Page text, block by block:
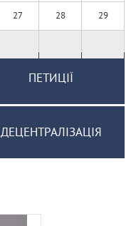
27 28 29
ПЕТИЦІЇ
ДЕЦЕНТРАЛІЗАЦІЯ